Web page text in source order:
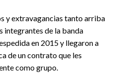
y extravagancias tanto arriba
integrantes de la banda
en 2015 y llegaron a
de un contrato que les
como grupo.